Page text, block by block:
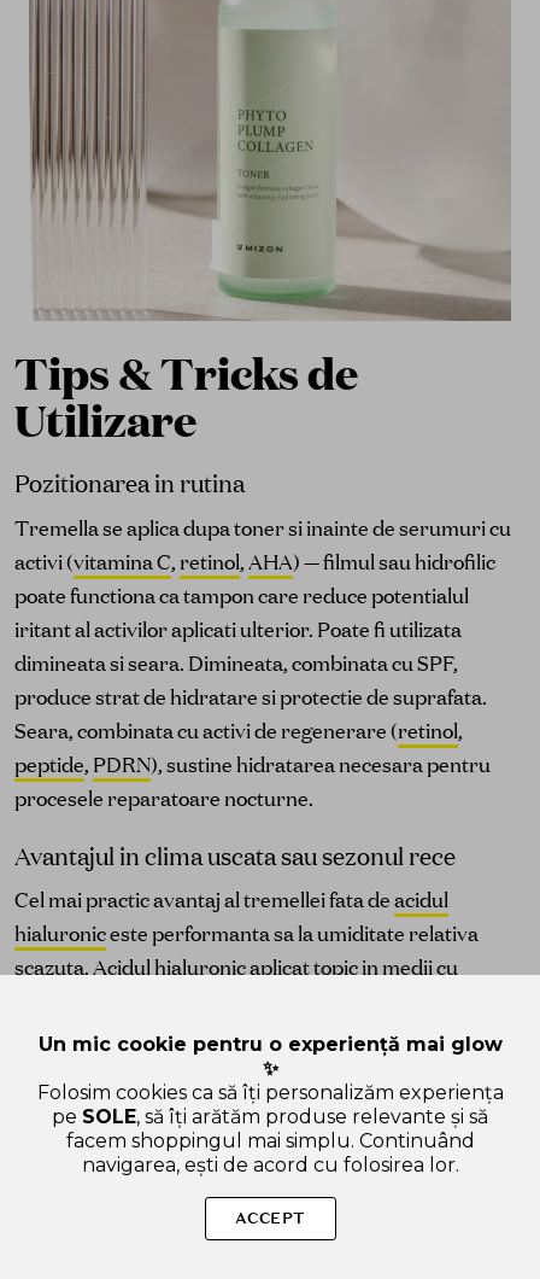
Tips & Tricks de
Utilizare
Pozitionarea in rutina
Tremella se aplica dupa toner si inainte de serumuri cu
activi (vitamina C, retinol, AHA) — filmul sau hidrofilic
poate functiona ca tampon care reduce potentialul
iritant al activilor aplicati ulterior. Poate fi utilizata
dimineata si seara. Dimineata, combinata cu SPF,
produce strat de hidratare si protectie de suprafata.
Seara, combinata cu activi de regenerare (retinol,
peptide, PDRN), sustine hidratarea necesara pentru
procesele reparatoare nocturne.
Avantajul in clima uscata sau sezonul rece
Cel mai practic avantaj al tremellei fata deacidul
hialuroniceste performanta sa la umiditate relativa
scazuta.Acidul hialuronicaplicat topic in medii cu
profunde ale epidermei si o evapora, producand un efect
paradoxal de deshidratare. TFP din tremella au o
capacitate de retentie a apei mai independenta de
umiditatea ambianta — un avantaj semnificativ in iarna,
in spatii climatizate sau in regiuni cu clima seaca. In
aceste conditii, tremella este umectantul preferat sau
baza pentru combinatii cu HA.
Un mic cookie pentru o experiență mai glow
✨
Folosim cookies ca să îți personalizăm experiența
pe SOLE, să îți arătăm produse relevante și să
facem shoppingul mai simplu. Continuând
navigarea, ești de acord cu folosirea lor.
ACCEPT